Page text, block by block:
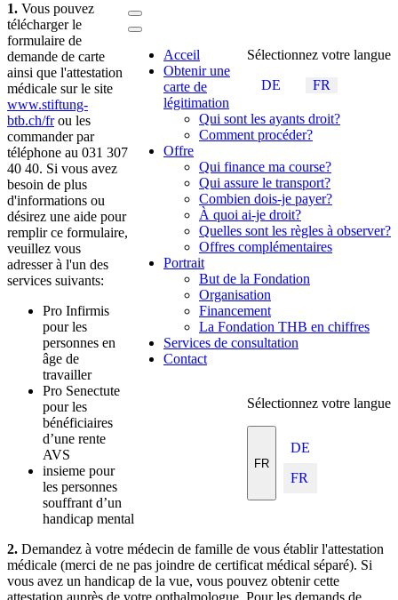
Sélectionnez votre langue
DE
FR
Acceil
Obtenir une
carte de
légitimation
Qui sont les ayants droit?
Comment procéder?
Offre
Qui finance ma course?
Qui assure le transport?
Combien dois-je payer?
À quoi ai-je droit?
Quelles sont les règles à observer?
Offres complémentaires
Portrait
But de la Fondation
Organisation
Financement
La Fondation THB en chiffres
Services de consultation
Contact
Sélectionnez votre langue
FR
DE
FR
1. Vous pouvez
télécharger le
formulaire de
demande de carte
ainsi que l'attestation
médicale sur le site
www.stiftung-
btb.ch/frou les
commander par
téléphone au 031 307
40 40. Si vous avez
besoin de plus
d'informations ou
désirez une aide pour
remplir ce formulaire,
veuillez vous
adresser à l'un des
services suivants:
Pro Infirmis
pour les
personnes en
âge de
travailler
Pro Senectute
pour les
bénéficiaires
d’une rente
AVS
insieme pour
les personnes
souffrant d’un
handicap mental
2. Demandez à votre médecin de famille de vous établir l'attestation
médicale (merci de ne pas joindre de certificat médical séparé). Si
vous avez un handicap de la vue, vous pouvez obtenir cette
attestation auprès de votre opthalmologue. Pour les demands de